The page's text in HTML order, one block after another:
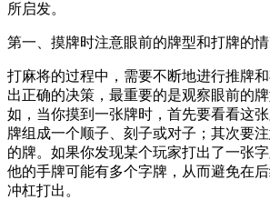
所启发。
第一、摸牌时注意眼前的牌型和打牌的
打麻将的过程中，需要不断地进行推牌
出正确的决策，最重要的是观察眼前的
如，当你摸到一张牌时，首先要看看这
牌组成一个顺子、刻子或对子；其次要
的牌。如果你发现某个玩家打出了一张
他的手牌可能有多个字牌，从而避免在
冲杠打出。